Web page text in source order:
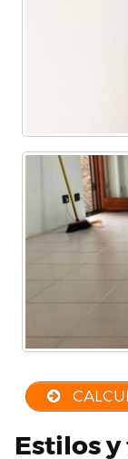
Estilos